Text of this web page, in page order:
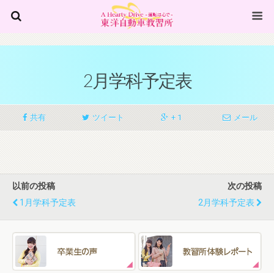
2月学科予定表
共有 ツイート + 1 メール
以前の投稿
1月学科予定表
次の投稿
2月学科予定表